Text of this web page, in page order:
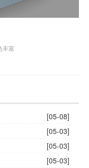
丰富
[05-08]
[05-03]
[05-03]
[05-03]